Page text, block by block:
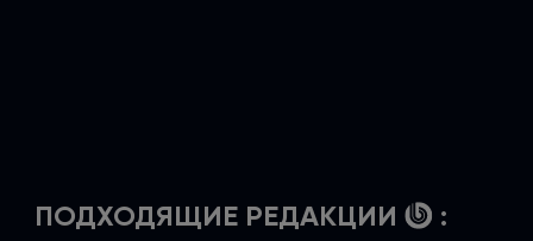
ПОДХОДЯЩИЕ РЕДАКЦИИ :